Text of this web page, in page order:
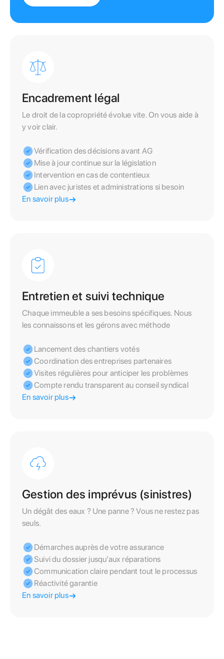
Encadrement légal
Le droit de la copropriété évolue vite. On vous aide à
y voir clair.
Vérification des décisions avant AG
Mise à jour continue sur la législation
Intervention en cas de contentieux
Lien avec juristes et administrations si besoin
En savoir plus
Entretien et suivi technique
Chaque immeuble a ses besoins spécifiques. Nous
les connaissons et les gérons avec méthode
Lancement des chantiers votés
Coordination des entreprises partenaires
Visites régulières pour anticiper les problèmes
Compte rendu transparent au conseil syndical
En savoir plus
Gestion des imprévus (sinistres)
Un dégât des eaux ? Une panne ? Vous ne restez pas
seuls.
Démarches auprès de votre assurance
Suivi du dossier jusqu’aux réparations
Communication claire pendant tout le processus
Réactivité garantie
En savoir plus